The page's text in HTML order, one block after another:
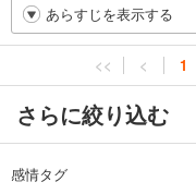
あらすじを表示する
<< < 1
さらに絞り込む
感情タグ